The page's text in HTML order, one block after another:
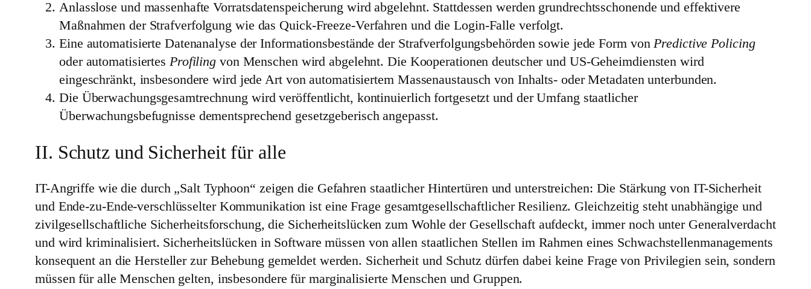
Anlasslose und massenhafte Vorratsdatenspeicherung wird abgelehnt. Stattdessen werden grundrechtsschonende und effektivere
Maßnahmen der Strafverfolgung wie das Quick-Freeze-Verfahren und die Login-Falle verfolgt.
Eine automatisierte Datenanalyse der Informationsbestände der Strafverfolgungsbehörden sowie jede Form vonPredictive Policing
oder automatisiertes Profiling von Menschen wird abgelehnt. Die Kooperationen deutscher und US-Geheimdiensten wird
eingeschränkt, insbesondere wird jede Art von automatisiertem Massenaustausch von Inhalts- oder Metadaten unterbunden.
Die Überwachungsgesamtrechnung wird veröffentlicht, kontinuierlich fortgesetzt und der Umfang staatlicher
Überwachungsbefugnisse dementsprechend gesetzgeberisch angepasst.
II. Schutz und Sicherheit für alle
IT-Angriffe wie die durch „Salt Typhoon“ zeigen die Gefahren staatlicher Hintertüren und unterstreichen: Die Stärkung von IT-Sicherheit
und Ende-zu-Ende-verschlüsselter Kommunikation ist eine Frage gesamtgesellschaftlicher Resilienz. Gleichzeitig steht unabhängige und
zivilgesellschaftliche Sicherheitsforschung, die Sicherheitslücken zum Wohle der Gesellschaft aufdeckt, immer noch unter Generalverdacht
und wird kriminalisiert. Sicherheitslücken in Software müssen von allen staatlichen Stellen im Rahmen eines Schwachstellenmanagements
konsequent an die Hersteller zur Behebung gemeldet werden. Sicherheit und Schutz dürfen dabei keine Frage von Privilegien sein, sondern
müssen für alle Menschen gelten, insbesondere für marginalisierte Menschen und Gruppen.